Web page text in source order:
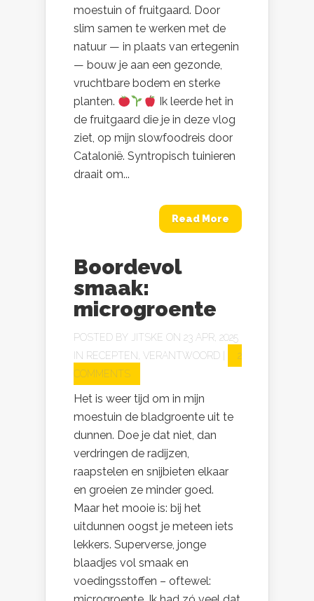
moestuin of fruitgaard. Door
slim samen te werken met de
natuur — in plaats van ertegenin
— bouw je aan een gezonde,
vruchtbare bodem en sterke
planten.
Ik leerde het in
de fruitgaard die je in deze vlog
ziet, op mijn slowfoodreis door
Catalonië. Syntropisch tuinieren
draait om...
Read More
Boordevol
smaak:
microgroente
POSTED BY JITSKE ON 23 APR, 2025
IN RECEPTEN, VERANTWOORD
2
COMMENTS
Het is weer tijd om in mijn
moestuin de bladgroente uit te
dunnen. Doe je dat niet, dan
verdringen de radijzen,
raapstelen en snijbieten elkaar
en groeien ze minder goed.
Maar het mooie is: bij het
uitdunnen oogst je meteen iets
lekkers. Superverse, jonge
blaadjes vol smaak en
voedingsstoffen – oftewel: